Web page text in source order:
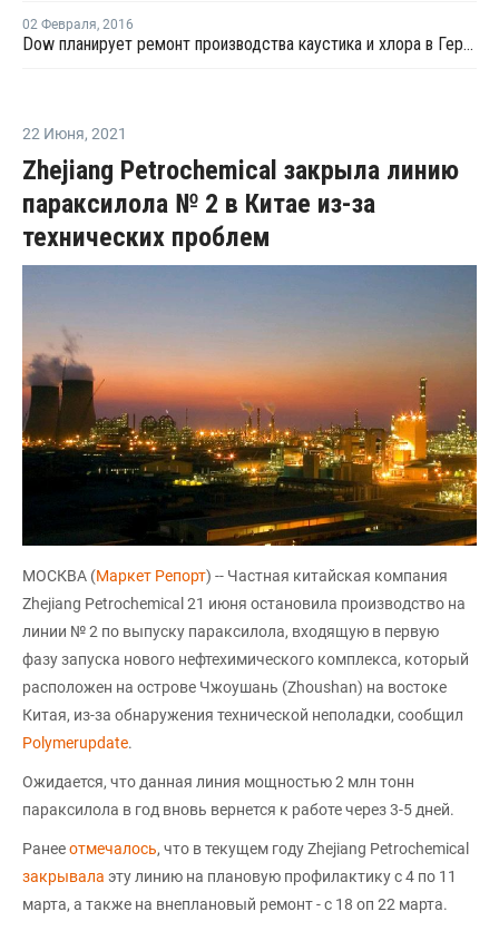
02 Февраля, 2016
Dow планирует ремонт производства каустика и хлора в Германии
22 Июня, 2021
Zhejiang Petrochemical закрыла линию
параксилола № 2 в Китае из-за
технических проблем
МОСКВА (Маркет Репорт) -- Частная китайская компания
Zhejiang Petrochemical 21 июня остановила производство на
линии № 2 по выпуску параксилола, входящую в первую
фазу запуска нового нефтехимического комплекса, который
расположен на острове Чжоушань (Zhoushan) на востоке
Китая, из-за обнаружения технической неполадки, сообщил
Polymerupdate.
Ожидается, что данная линия мощностью 2 млн тонн
параксилола в год вновь вернется к работе через 3-5 дней.
Ранееотмечалось, что в текущем году Zhejiang Petrochemical
закрывала эту линию на плановую профилактику с 4 по 11
марта, а также на внеплановый ремонт - с 18 оп 22 марта.